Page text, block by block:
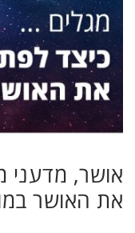
אושר, מדעני
את האושר